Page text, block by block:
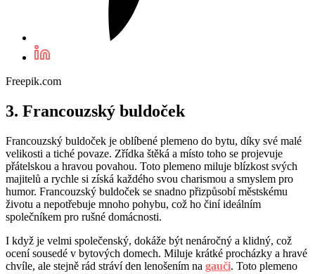
Freepik.com
3. Francouzský buldoček
Francouzský buldoček je oblíbené plemeno do bytu, díky své malé
velikosti a tiché povaze. Zřídka štěká a místo toho se projevuje
přátelskou a hravou povahou. Toto plemeno miluje blízkost svých
majitelů a rychle si získá každého svou charismou a smyslem pro
humor. Francouzský buldoček se snadno přizpůsobí městskému
životu a nepotřebuje mnoho pohybu, což ho činí ideálním
společníkem pro rušné domácnosti.
I když je velmi společenský, dokáže být nenáročný a klidný, což
ocení sousedé v bytových domech. Miluje krátké procházky a hravé
chvíle, ale stejně rád stráví den lenošením na gauči. Toto plemeno